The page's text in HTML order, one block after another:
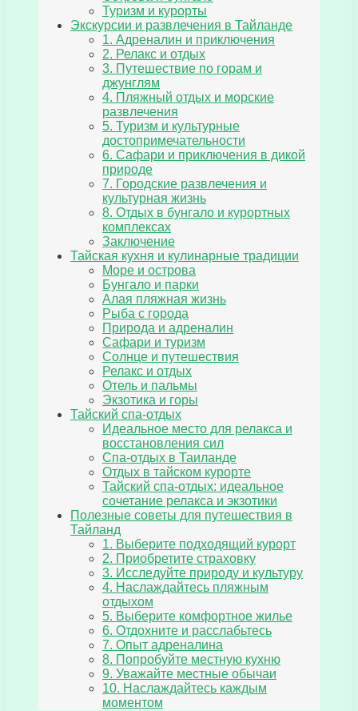
Туризм и курорты
Экскурсии и развлечения в Тайланде
1. Адреналин и приключения
2. Релакс и отдых
3. Путешествие по горам и
джунглям
4. Пляжный отдых и морские
развлечения
5. Туризм и культурные
достопримечательности
6. Сафари и приключения в дикой
природе
7. Городские развлечения и
культурная жизнь
8. Отдых в бунгало и курортных
комплексах
Заключение
Тайская кухня и кулинарные традиции
Море и острова
Бунгало и парки
Алая пляжная жизнь
Рыба с города
Природа и адреналин
Сафари и туризм
Солнце и путешествия
Релакс и отдых
Отель и пальмы
Экзотика и горы
Тайский спа-отдых
Идеальное место для релакса и
восстановления сил
Спа-отдых в Таиланде
Отдых в тайском курорте
Тайский спа-отдых: идеальное
сочетание релакса и экзотики
Полезные советы для путешествия в
Тайланд
1. Выберите подходящий курорт
2. Приобретите страховку
3. Исследуйте природу и культуру
4. Наслаждайтесь пляжным
отдыхом
5. Выберите комфортное жилье
6. Отдохните и расслабьтесь
7. Опыт адреналина
8. Попробуйте местную кухню
9. Уважайте местные обычаи
10. Наслаждайтесь каждым
моментом